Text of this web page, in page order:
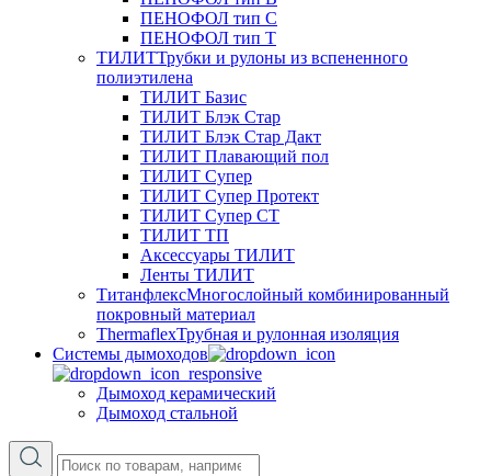
ПЕНОФОЛ тип C
ПЕНОФОЛ тип T
ТИЛИТТрубки и рулоны из вспененного
полиэтилена
ТИЛИТ Базис
ТИЛИТ Блэк Стар
ТИЛИТ Блэк Стар Дакт
ТИЛИТ Плавающий пол
ТИЛИТ Супер
ТИЛИТ Супер Протект
ТИЛИТ Супер СТ
ТИЛИТ ТП
Аксессуары ТИЛИТ
Ленты ТИЛИТ
ТитанфлексМногослойный комбинированный
покровный материал
ThermaflexТрубная и рулонная изоляция
Cистемы дымоходов
Дымоход керамический
Дымоход стальной